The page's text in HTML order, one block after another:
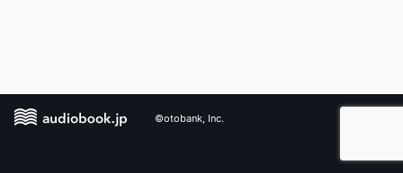
©otobank, Inc.